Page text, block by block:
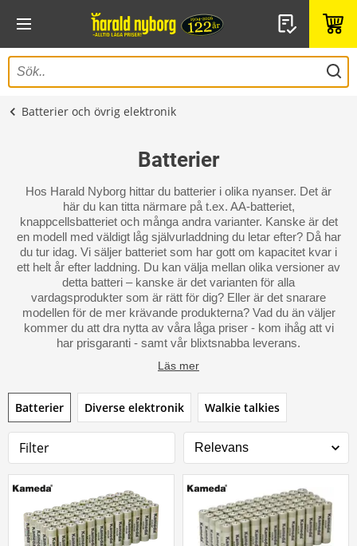
Batterier och övrig elektronik
Batterier
Hos Harald Nyborg hittar du batterier i olika nyanser. Det är
här du kan titta närmare på t.ex. AA-batteriet,
knappcellsbatteriet och många andra varianter. Kanske är det
en modell med väldigt låg självurladdning du letar efter? Då har
du tur idag. Vi säljer batteriet som har gott om kapacitet kvar i
ett helt år efter laddning. Du kan välja mellan olika versioner av
detta batteri – kanske är det varianten för alla
vardagsprodukter som är rätt för dig? Eller är det snarare
modellen för de mer krävande produkterna? Vad du än väljer
kommer du att dra nytta av våra låga priser - kom ihåg att vi
har prisgaranti - samt vår blixtsnabba leverans.
Läs mer
Batterier Diverse elektronik Walkie talkies
Filter